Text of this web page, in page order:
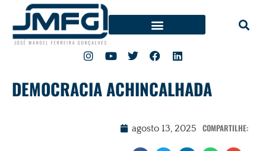
DEMOCRACIA ACHINCALHADA
agosto 13, 2025 COMPARTILHE: